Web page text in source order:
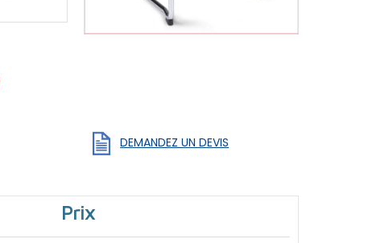
DEMANDEZ UN DEVIS
Prix